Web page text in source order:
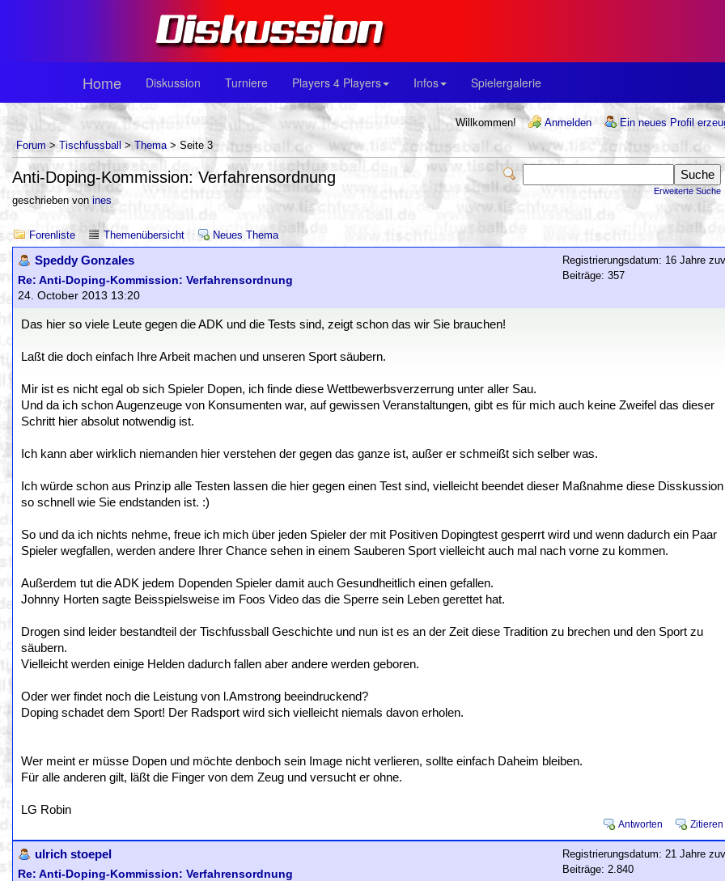
Home Diskussion Turniere Players 4 Players Infos Spielergalerie
Willkommen! Anmelden
Ein neues Profil
Forum > Tischfussball > Thema> Seite 3
Erweiterte Suche
Anti-Doping-Kommission: Verfahrensordnung
geschrieben von ines
Forenliste Themenübersicht Neues Thema
Speddy Gonzales
Re: Anti-Doping-Kommission: Verfahrensordnung
24. October 2013 13:20
Registrierungsdatum: 16 Jahre
Beiträge: 357
Das hier so viele Leute gegen die ADK und die Tests sind, zeigt schon das wir Sie brauchen!
Laßt die doch einfach Ihre Arbeit machen und unseren Sport säubern.
Mir ist es nicht egal ob sich Spieler Dopen, ich finde diese Wettbewerbsverzerrung unter aller Sau.
Und da ich schon Augenzeuge von Konsumenten war, auf gewissen Veranstaltungen, gibt es für mich auch keine Zweifel das dieser
Schritt hier absolut notwendig ist.
Ich kann aber wirklich niemanden hier verstehen der gegen das ganze ist, außer er schmeißt sich selber was.
Ich würde schon aus Prinzip alle Testen lassen die hier gegen einen Test sind, vielleicht beendet dieser Maßnahme diese Disskussion
so schnell wie Sie endstanden ist. :)
So und da ich nichts nehme, freue ich mich über jeden Spieler der mit Positiven Dopingtest gesperrt wird und wenn dadurch ein Paar
Spieler wegfallen, werden andere Ihrer Chance sehen in einem Sauberen Sport vielleicht auch mal nach vorne zu kommen.
Außerdem tut die ADK jedem Dopenden Spieler damit auch Gesundheitlich einen gefallen.
Johnny Horten sagte Beisspielsweise im Foos Video das die Sperre sein Leben gerettet hat.
Drogen sind leider bestandteil der Tischfussball Geschichte und nun ist es an der Zeit diese Tradition zu brechen und den Sport zu
säubern.
Vielleicht werden einige Helden dadurch fallen aber andere werden geboren.
Oder wer findet noch die Leistung von l.Amstrong beeindruckend?
Doping schadet dem Sport! Der Radsport wird sich vielleicht niemals davon erholen.
Wer meint er müsse Dopen und möchte denboch sein Image nicht verlieren, sollte einfach Daheim bleiben.
Für alle anderen gilt, läßt die Finger von dem Zeug und versucht er ohne.
LG Robin
Antworten Zitieren
ulrich stoepel
Re: Anti-Doping-Kommission: Verfahrensordnung
Registrierungsdatum: 21 Jahre
Beiträge: 2.840